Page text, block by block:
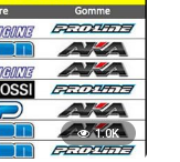
1.0K